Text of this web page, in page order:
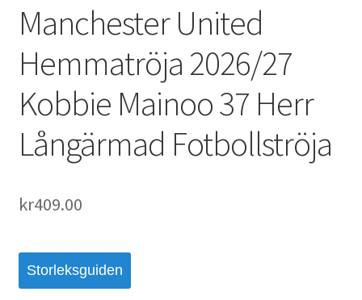
Manchester United
Hemmatröja 2026/27
Kobbie Mainoo 37 Herr
Långärmad Fotbollströja
kr409.00
Storleksguiden